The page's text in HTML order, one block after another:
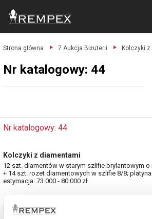
Strona główna 7 Aukcja Biżuterii Kolczyki
Nr katalogowy: 44
Nr katalogowy: 44
Kolczyki z diamentami
12 szt. diamentów w starym szlifie brylantowym o
+ 14 szt. rozet diamentowych w szlifie 8/8; platyna
estymacja: 73 000 - 80 000 zł
Zobacz pełne informacje